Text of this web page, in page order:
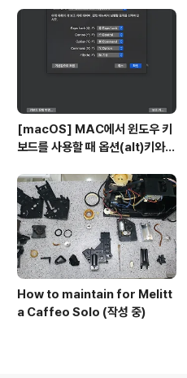
[macOS] MAC에서 윈도우 키
보드를 사용할 때 옵션(alt)키와
How to maintain for Melitt
a Caffeo Solo (작성 중)